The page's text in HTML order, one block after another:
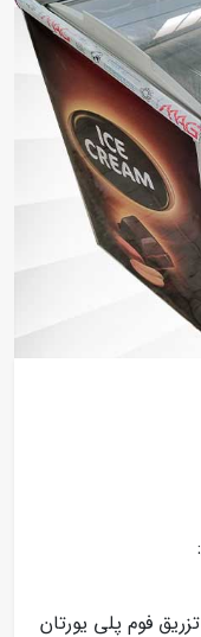
فوم پلی یورتان